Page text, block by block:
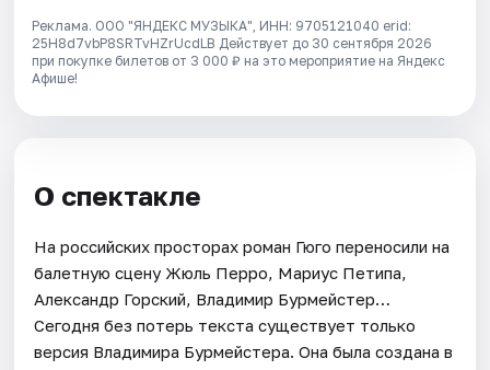
Реклама. ООО "ЯНДЕКС МУЗЫКА", ИНН: 9705121040 erid:
25H8d7vbP8SRTvHZrUcdLB Действует до 30 сентября 2026
при покупке билетов от 3 000 ₽ на это мероприятие на Яндекс
Афише!
О спектакле
На российских просторах роман Гюго переносили на
балетную сцену Жюль Перро, Мариус Петипа,
Александр Горский, Владимир Бурмейстер…
Сегодня без потерь текста существует только
версия Владимира Бурмейстера. Она была создана в